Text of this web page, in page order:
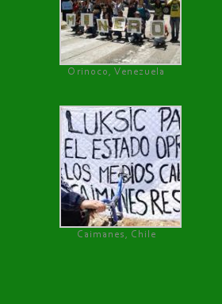
Orinoco, Venezuela
Caimanes, Chile